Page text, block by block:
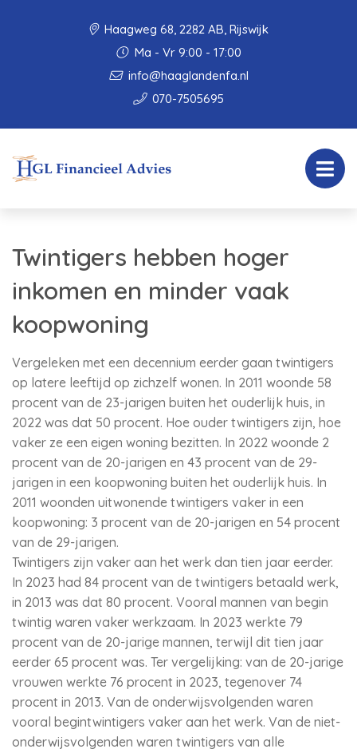
Haagweg 68, 2282 AB, Rijswijk
Ma - Vr 9:00 - 17:00
info@haaglandenfa.nl
070-7505695
Twintigers hebben hoger
inkomen en minder vaak
koopwoning
Vergeleken met een decennium eerder gaan twintigers
op latere leeftijd op zichzelf wonen. In 2011 woonde 58
procent van de 23-jarigen buiten het ouderlijk huis, in
2022 was dat 50 procent. Hoe ouder twintigers zijn, hoe
vaker ze een eigen woning bezitten. In 2022 woonde 2
procent van de 20-jarigen en 43 procent van de 29-
jarigen in een koopwoning buiten het ouderlijk huis. In
2011 woonden uitwonende twintigers vaker in een
koopwoning: 3 procent van de 20-jarigen en 54 procent
van de 29-jarigen.
Twintigers zijn vaker aan het werk dan tien jaar eerder.
In 2023 had 84 procent van de twintigers betaald werk,
in 2013 was dat 80 procent. Vooral mannen van begin
twintig waren vaker werkzaam. In 2023 werkte 79
procent van de 20-jarige mannen, terwijl dit tien jaar
eerder 65 procent was. Ter vergelijking: van de 20-jarige
vrouwen werkte 76 procent in 2023, tegenover 74
procent in 2013. Van de onderwijsvolgenden waren
vooral begintwintigers vaker aan het werk. Van de niet-
onderwijsvolgenden waren twintigers van alle